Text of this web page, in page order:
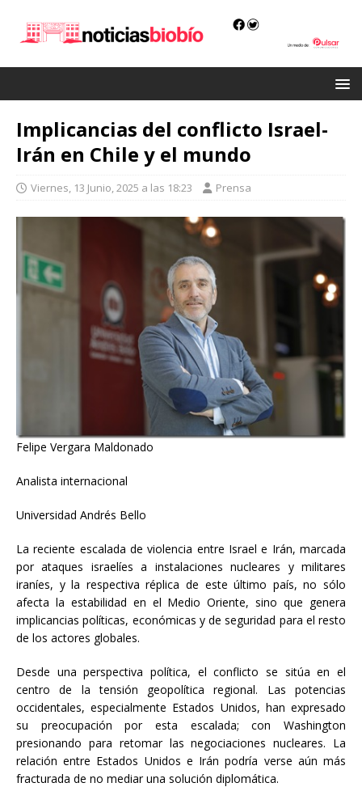
Implicancias del conflicto Israel-
Irán en Chile y el mundo
Viernes, 13 Junio, 2025 a las 18:23 Prensa
Felipe Vergara Maldonado
Analista internacional
Universidad Andrés Bello
La reciente escalada de violencia entre Israel e Irán, marcada
por ataques israelíes a instalaciones nucleares y militares
iraníes, y la respectiva réplica de este último país, no sólo
afecta la estabilidad en el Medio Oriente, sino que genera
implicancias políticas, económicas y de seguridad para el resto
de los actores globales.
Desde una perspectiva política, el conflicto se sitúa en el
centro de la tensión geopolítica regional. Las potencias
occidentales, especialmente Estados Unidos, han expresado
su preocupación por esta escalada; con Washington
presionando para retomar las negociaciones nucleares. La
relación entre Estados Unidos e Irán podría verse aún más
fracturada de no mediar una solución diplomática.